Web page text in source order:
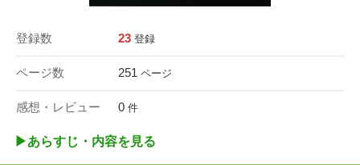
登録数 23 登録
ページ数 251 ページ
感想・レビュー 0 件
▶︎あらすじ・内容を見る